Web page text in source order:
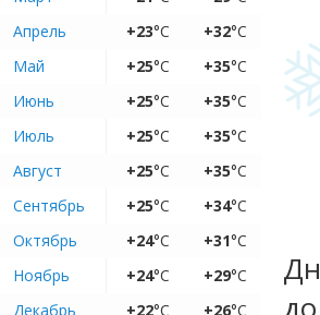
Апрель
+23°C +32°C
Май
+25°C +35°C
Июнь
+25°C +35°C
Июль
+25°C +35°C
Август
+25°C +35°C
Сентябрь
+25°C +34°C
Октябрь
+24°C +31°C
Ноябрь
+24°C +29°C
Декабрь
+22°C +26°C